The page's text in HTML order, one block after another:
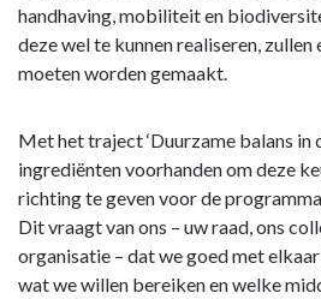
handhaving, mobiliteit en
deze wel te kunnen realiseren, zullen
moeten worden gemaakt.
Met het traject ‘Duurzame balans in
ingrediënten voorhanden om deze
richting te geven voor de
Dit vraagt van ons – uw raad, ons
organisatie – dat we goed met
wat we willen bereiken en welke